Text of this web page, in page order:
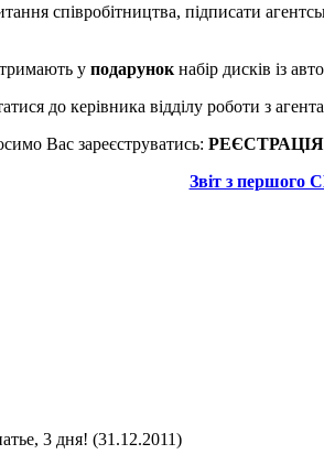
співробітництва, підписати
у подарунок набір дисків із
до керівника відділу роботи з
Вас зареєструватись: РЕЄСТРАЦІЯ
Звіт з першого
3 дня! (31.12.2011)